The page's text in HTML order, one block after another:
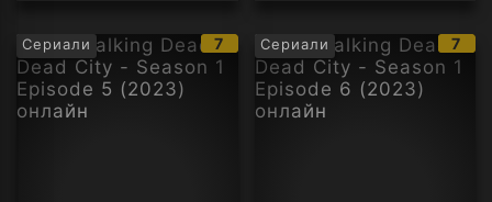
Сериали
IMDb
рейтинг:
7 Сериали 7